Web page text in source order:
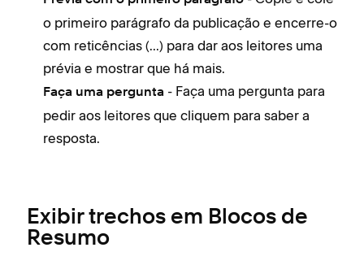
o primeiro parágrafo da publicação e encerre-o
com reticências (...) para dar aos leitores uma
prévia e mostrar que há mais.
Faça uma pergunta - Faça uma pergunta para
pedir aos leitores que cliquem para saber a
resposta.
Exibir trechos em Blocos de
Resumo